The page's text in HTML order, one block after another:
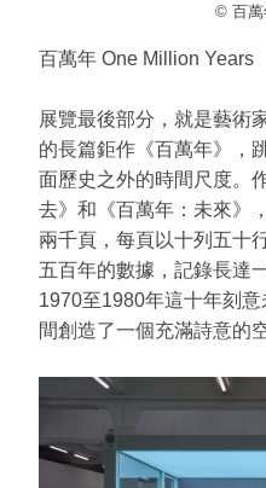
© 百萬
百萬年 One Million Years
展覽最後部分，就是藝術
的長篇鉅作《百萬年》，
面歷史之外的時間尺度。
去》和《百萬年：未來》
兩千頁，每頁以十列五十
五百年的數據，記錄長達
1970至1980年這十年刻
間創造了一個充滿詩意的